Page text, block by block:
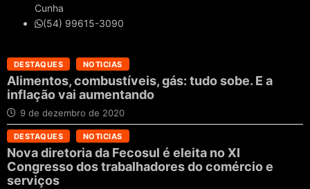
Cunha
(54) 99615-3090
DESTAQUES NOTICIAS
Alimentos, combustíveis, gás: tudo sobe. E a
inflação vai aumentando
9 de dezembro de 2020
DESTAQUES NOTICIAS
Nova diretoria da Fecosul é eleita no XI
Congresso dos trabalhadores do comércio e
serviços